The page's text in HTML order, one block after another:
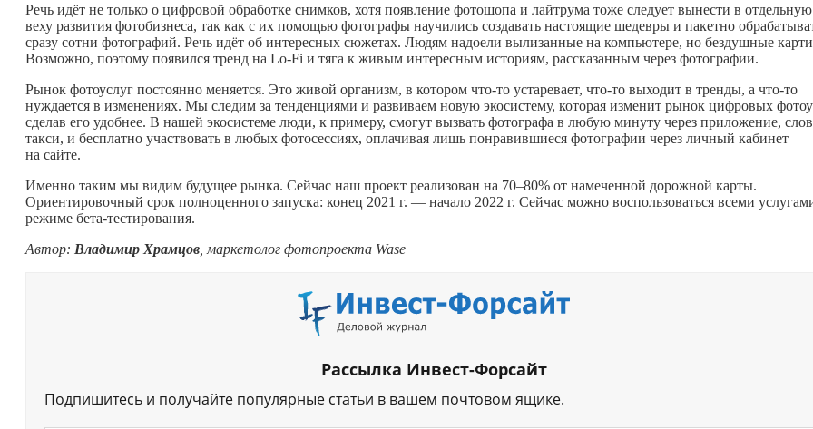
Речь идёт не только о цифровой обработке снимков, хотя появление фотошопа и лайтрума тоже следует вынести в отдельную
веху развития фотобизнеса, так как с их помощью фотографы научились создавать настоящие шедевры и пакетно
сразу сотни фотографий. Речь идёт об интересных сюжетах. Людям надоели вылизанные на компьютере, но бездушные
Возможно, поэтому появился тренд на Lo-Fi и тяга к живым интересным историям, рассказанным через фотографии.
Рынок фотоуслуг постоянно меняется. Это живой организм, в котором что-то устаревает, что-то выходит в тренды, а что-то
нуждается в изменениях. Мы следим за тенденциями и развиваем новую экосистему, которая изменит рынок цифровых
сделав его удобнее. В нашей экосистеме люди, к примеру, смогут вызвать фотографа в любую минуту через приложение,
такси, и бесплатно участвовать в любых фотосессиях, оплачивая лишь понравившиеся фотографии через личный кабинет
на сайте.
Именно таким мы видим будущее рынка. Сейчас наш проект реализован на 70–80% от намеченной дорожной карты.
Ориентировочный срок полноценного запуска: конец 2021 г. — начало 2022 г. Сейчас можно воспользоваться всеми
режиме бета-тестирования.
Автор: Владимир Храмцов , маркетолог фотопроекта Wase
Рассылка Инвест-Форсайт
Подпишитесь и получайте популярные статьи в вашем почтовом ящике.